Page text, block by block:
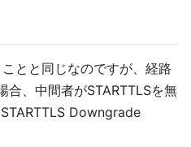
とと同じなのですが、経路
合、中間者がSTARTTLSを無
Downgrade